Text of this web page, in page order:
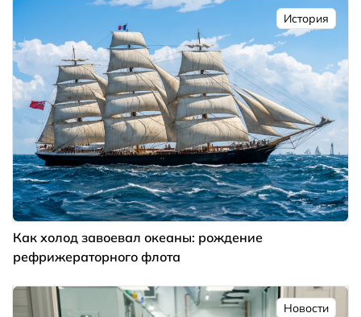
История
Как холод завоевал океаны: рождение
рефрижераторного флота
Новости